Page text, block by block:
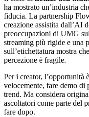
ha mostrato un’industria
fiducia. La partnership
creazione assistita dall’AI
preoccupazioni di UMG
streaming più rigide e una
sull’etichettatura mostra
percezione è fragile.
Per i creator, l’opportunità
velocemente, fare demo di
trend. Ma considera
ascoltatori come parte del
fare dopo.